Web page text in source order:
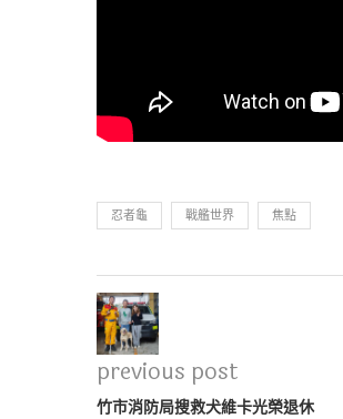
忍者龜 戰艦世界 焦點
previous post
竹市消防局搜救犬維卡光榮退休